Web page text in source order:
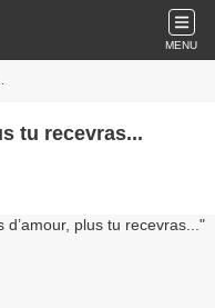
MENU
tu recevras...